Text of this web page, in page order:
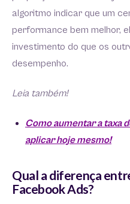
algoritmo indicar que um
performance bem melhor,
investimento do que os
desempenho.
Leia também!
Como aumentar a taxa
aplicar hoje mesmo!
Qual a diferença
Facebook Ads?